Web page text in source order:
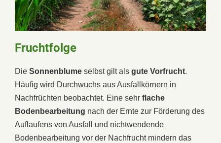
Fruchtfolge
Die Sonnenblume selbst gilt als gute Vorfrucht.
Häufig wird Durchwuchs aus Ausfallkörnern in
Nachfrüchten beobachtet. Eine sehr flache
Bodenbearbeitung nach der Ernte zur Förderung des
Auflaufens von Ausfall und nichtwendende
Bodenbearbeitung vor der Nachfrucht mindern das